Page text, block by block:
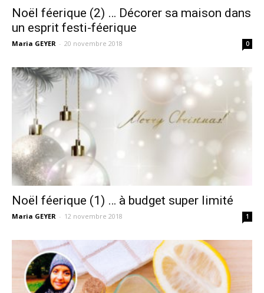
Noël féerique (2) … Décorer sa maison dans
un esprit festi-féerique
Maria GEYER - 20 novembre 2018 0
Noël féerique (1) … à budget super limité
Maria GEYER - 12 novembre 2018 1